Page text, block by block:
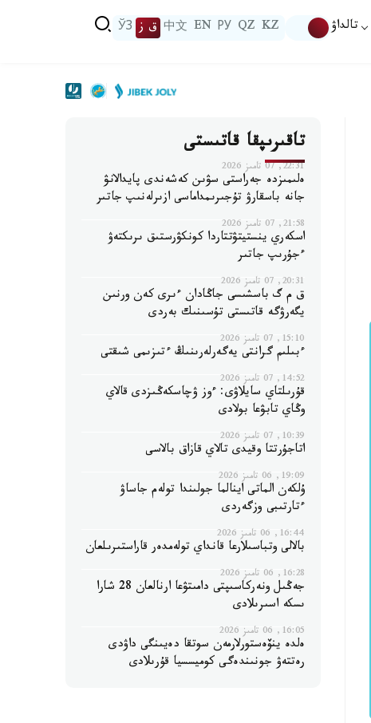
تالداۋ KZ
QZ
РУ
EN
中文 ق ز ЎЗ
تاقىرىپقا قاتىستى
22:31, 07 تامىز 2026
ەلىمىزدە جەراستى سۋىن كەشەندى پايدالانۋ
جانە باسقارۋ تۇجىرىمداماسى ازىرلەنىپ جاتىر
21:58, 07 تامىز 2026
اسكەري ينستيتۋتتاردا كونكۋرستىق ىرىكتەۋ
ءجۇرىپ جاتىر
20:31, 07 تامىز 2026
ق م گ باسشىسى جاڭادان ءىرى كەن ورنىن
يگەرۋگە قاتىستى تۇسىنىك بەردى
15:10, 07 تامىز 2026
ءبىلىم گرانتى يەگەرلەرىنىڭ ءتىزىمى شىقتى
14:52, 07 تامىز 2026
قۇرىلتاي سايلاۋى: ءوز ۋچاسكەڭىزدى قالاي
وڭاي تابۋعا بولادى
10:39, 07 تامىز 2026
اتاجۇرتتا وقيدى تالاي قازاق بالاسى
19:09, 06 تامىز 2026
ۇلكەن الماتى اينالما جولىندا تولەم جاساۋ
ءتارتىبى وزگەردى
16:44, 06 تامىز 2026
بالالى وتباسىلارعا قانداي تولەمدەر قاراستىرىلعان
16:28, 06 تامىز 2026
جەڭىل ونەركاسىپتى دامىتۋعا ارنالعان 28 شارا
ىسكە اسىرىلادى
16:05, 06 تامىز 2026
ەلدە ينۆەستورلارمەن سوتقا دەيىنگى داۋدى
رەتتەۋ جونىندەگى كوميسسيا قۇرىلادى